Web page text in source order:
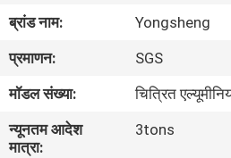
हमारे
बारे
कारखाना
ब्रांड नाम:
Yongsheng
प्रमाणन:
SGS
मॉडल संख्या:
चित्रित
न्यूनतम आदेश
मात्रा:
3tons